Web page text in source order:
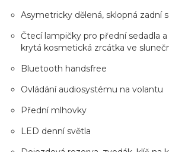
Asymetricky dělená, sklopná zadní
Čtecí lampičky pro přední sedadla a
krytá kosmetická zrcátka ve
Bluetooth handsfree
Ovládání audiosystému na volantu
Přední mlhovky
LED denní světla